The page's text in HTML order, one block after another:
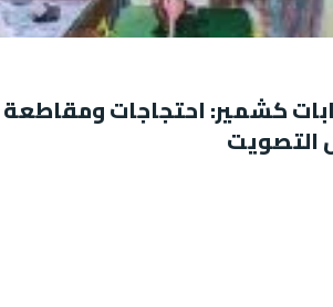
كشمير: احتجاجات ومقاطعة
التصويت